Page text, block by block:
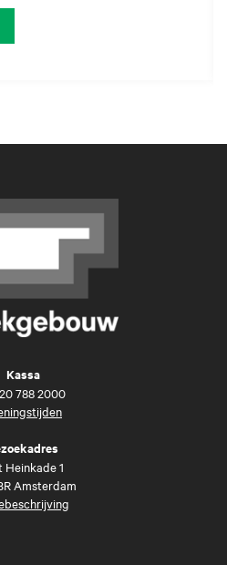
Kassa
788 2000
Heinkade 1
Amsterdam